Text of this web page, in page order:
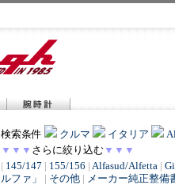
検索条件 クルマ イタリア
▼▼▼ さらに絞り込む ▼▼▼
| 145/147 | 155/156 | Alfasud/Alfetta |
ルファ」
| その他 | メーカー純正整備